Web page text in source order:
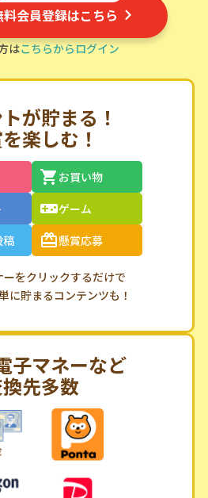
会員登録はこちら
はこちらからログイン
が貯まる！
楽しむ！
お買い物
ゲーム
稿
懸賞応募
ーをクリックするだけで
に貯まるコンテンツも！
子マネーなど
先多数